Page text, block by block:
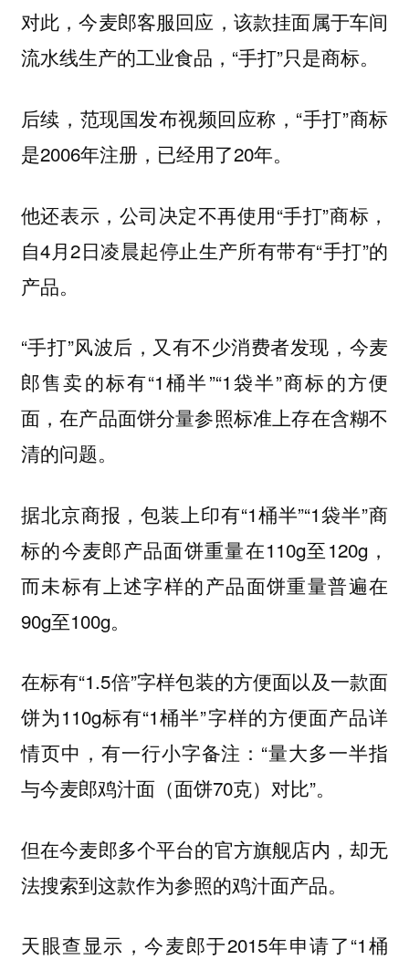
对此，今麦郎客服回应，该款挂面属于车间
流水线生产的工业食品，“手打”只是商标。
后续，范现国发布视频回应称，“手打”商标
是2006年注册，已经用了20年。
他还表示，公司决定不再使用“手打”商标，
自4月2日凌晨起停止生产所有带有“手打”的
产品。
“手打”风波后，又有不少消费者发现，今麦
郎售卖的标有“1桶半”“1袋半”商标的方便
面，在产品面饼分量参照标准上存在含糊不
清的问题。
据北京商报，包装上印有“1桶半”“1袋半”商
标的今麦郎产品面饼重量在110g至120g，
而未标有上述字样的产品面饼重量普遍在
90g至100g。
在标有“1.5倍”字样包装的方便面以及一款面
饼为110g标有“1桶半”字样的方便面产品详
情页中，有一行小字备注：“量大多一半指
与今麦郎鸡汁面（面饼70克）对比”。
但在今麦郎多个平台的官方旗舰店内，却无
法搜索到这款作为参照的鸡汁面产品。
天眼查显示，今麦郎于2015年申请了“1桶